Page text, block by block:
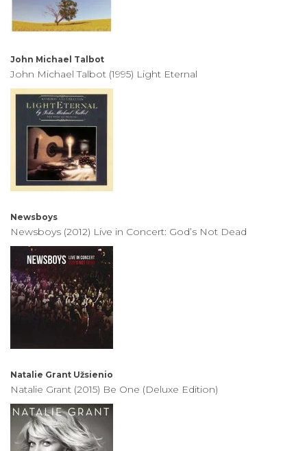
John Michael Talbot
John Michael Talbot (1995) Light Eternal
Newsboys
Newsboys (2012) Live in Concert: God’s Not Dead
Natalie Grant Užsienio
Natalie Grant (2015) Be One (Deluxe Edition)